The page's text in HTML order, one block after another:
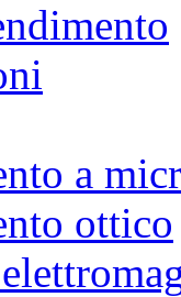
a
ottico